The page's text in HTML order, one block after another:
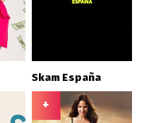
Skam España
+